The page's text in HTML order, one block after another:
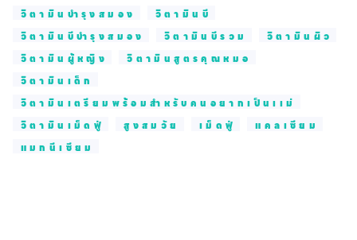
วิตามินบำรุงสมอง
วิตามินบี
วิตามินบีบำรุงสมอง
วิตามินบีรวม
วิตามินผิว
วิตามินผู้หญิง
วิตามินสูตรคุณหมอ
วิตามินเด็ก
วิตามินเตรียมพร้อมสำหรับคนอยากเป็นเเม่
วิตามินเม็ดฟู่
สูงสมวัย เม็ดฟู่
แคลเซียม
แมกนีเซียม